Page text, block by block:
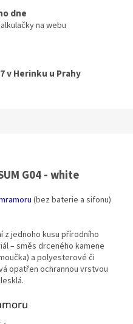
dne
na webu
v Herinku u Prahy
G04 - white
(bez baterie a sifonu)
z jednoho kusu přírodního
– směs drceného kamene
a polyesterové či
opatřen ochrannou vrstvou